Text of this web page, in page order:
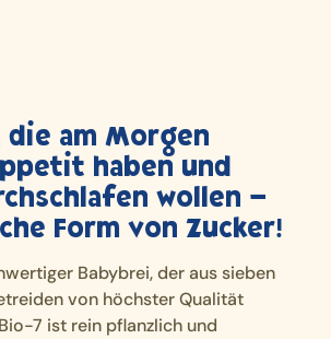
die am Morgen
haben und
wollen –
Form von Zucker!
Babybrei, der aus sieben
von höchster Qualität
7 ist rein pflanzlich und